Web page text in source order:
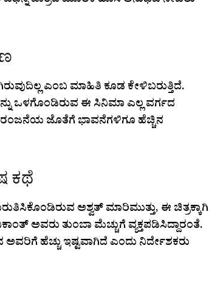
ಎಂಬ ಮಾಹಿತಿ ಕೂಡ ಕೇಳಿಬರುತ್ತಿದೆ.
ಒಳಗೊಂಡಿರುವ ಈ ಸಿನಿಮಾ ಎಲ್ಲ ವರ್ಗದ
ಜೊತೆಗೆ ಭಾವನೆಗಳಿಗೂ ಹೆಚ್ಚಿನ
ಕಥೆ
ಅಶ್ವತ್ ಮಾರಿಮುತ್ತು, ಈ ಚಿತ್ರಕ್ಕಾಗಿ
ಅವರು ತುಂಬಾ ಮೆಚ್ಚುಗೆ ವ್ಯಕ್ತಪಡಿಸಿದ್ದಾರಂತೆ.
ಹೆಚ್ಚು ಇಷ್ಟವಾಗಿದೆ ಎಂದು ನಿರ್ದೇಶಕರು